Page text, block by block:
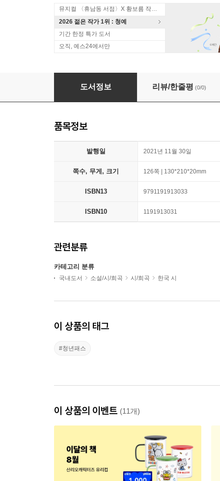
뮤지컬 〈휴남동 서점〉X 황보름 작가 북토크
2026 젊은 작가 1위 : 청예
기간 한정 특가 도서
오직, 예스24에서만
기러기엔진
도서정보 리뷰/한줄평 (0/0)
품목정보
발행일 2021년 11월 30일
쪽수, 무게, 크기 126쪽 | 130*210*20mm
ISBN13 9791191913033
ISBN10 1191913031
관련분류
카테고리 분류
국내도서 소설/시/희곡 시/희곡 한국 시
이 상품의 태그
#청년패스
이 상품의 이벤트 (11개)